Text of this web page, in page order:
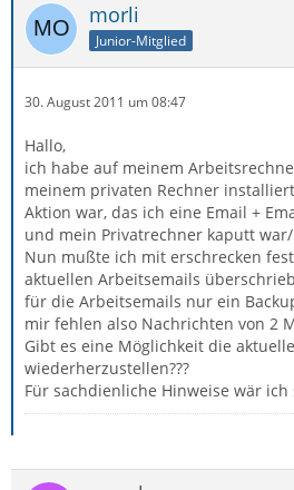
morli
Junior-Mitglied
30. August 2011 um 08:47
Hallo,
ich habe auf meinem
meinem privaten Rechner
Aktion war, das ich eine Email +
und mein Privatrechner kaputt
Nun mußte ich mit erschrecken
aktuellen Arbeitsemails
für die Arbeitsemails nur ein
mir fehlen also Nachrichten von 2
Gibt es eine Möglichkeit die
wiederherzustellen???
Für sachdienliche Hinweise wär